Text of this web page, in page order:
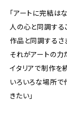
「アートに完結は
人の心と同調する
作品と同調するさ
それがアートの力
イタリアで制作を
いろいろな場所で
きたい」